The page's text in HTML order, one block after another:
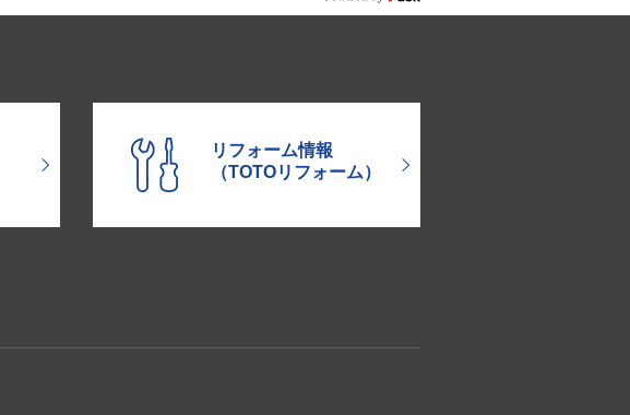
リフォーム情報
（TOTOリフォーム）